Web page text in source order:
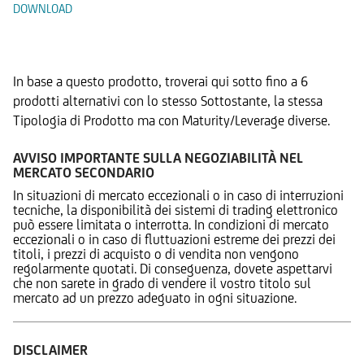
DOWNLOAD
In base a questo prodotto, troverai qui sotto fino a 6
prodotti alternativi con lo stesso Sottostante, la stessa
Tipologia di Prodotto ma con Maturity/Leverage diverse.
AVVISO IMPORTANTE SULLA NEGOZIABILITÀ NEL
MERCATO SECONDARIO
In situazioni di mercato eccezionali o in caso di interruzioni
tecniche, la disponibilità dei sistemi di trading elettronico
può essere limitata o interrotta. In condizioni di mercato
eccezionali o in caso di fluttuazioni estreme dei prezzi dei
titoli, i prezzi di acquisto o di vendita non vengono
regolarmente quotati. Di conseguenza, dovete aspettarvi
che non sarete in grado di vendere il vostro titolo sul
mercato ad un prezzo adeguato in ogni situazione.
DISCLAIMER